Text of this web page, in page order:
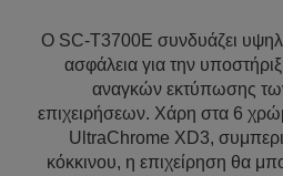
Ο SC-T3700E συνδυάζει
ασφάλεια για την
αναγκών εκτύπωσης
επιχειρήσεων. Χάρη στα 6
UltraChrome XD3,
κόκκινου, η επιχείρηση θα